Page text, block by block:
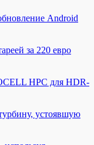
Android
за 220 евро
HPC для HDR-
устоявшую